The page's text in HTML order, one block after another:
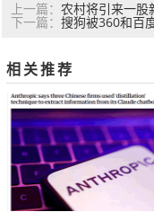
上一篇： 农村将引来一股
下一篇： 搜狗被360和百
相关推荐